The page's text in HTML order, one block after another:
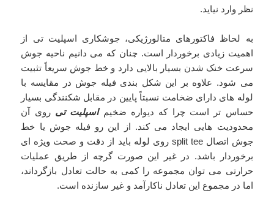
نظر وارد نیاید.
به لحاظ فاکتورهای متالورژیکی، جوشکاری اسپلیت تی از
اهمیت زیادی برخوردار است. چنان که می دانیم ناحیه جوش
سرعت خنک شدن بسیار بالایی دارد و خط جوش سریعاً تثبیت
می شود. علاوه بر این شکل بندی فیله جوش در مقایسه با
لوله های دارای ضخامت نسبتاً پایین در مقابل شکنندگی بسیار
حساس تر است چرا که دیواره ضخیماسپلیت تی روی آن
محدودیت هایی ایجاد می کند. از این رو فیله جوش یا خط
جوش اتصال split tee روی لوله باید از دقت و صحت ویژه ای
برخوردار باشد. در غیر این صورت گرچه از طریق عملیات
حرارتی می توان مجموعه را کمی به حالت تعادل بازگرداند،
اما در مجموع این تعادل ناکارآمد و غیر سازنده است.